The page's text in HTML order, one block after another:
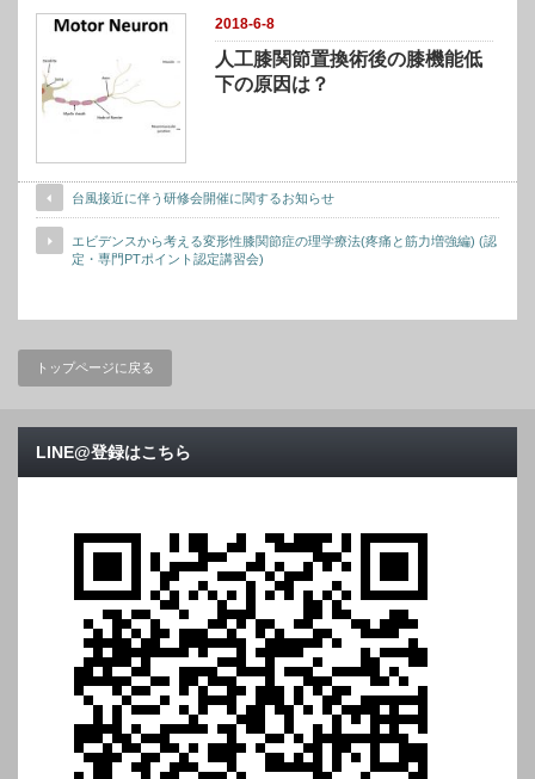
2018-6-8
人工膝関節置換術後の膝機能低
下の原因は？
台風接近に伴う研修会開催に関するお知らせ
エビデンスから考える変形性膝関節症の理学療法(疼痛と筋力増強編) (認
定・専門PTポイント認定講習会)
トップページに戻る
LINE@登録はこちら